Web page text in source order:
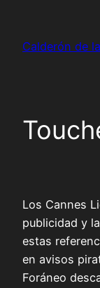
contenido
Calderón de
Los Cannes
publicidad y
estas
en avisos
Foráneo